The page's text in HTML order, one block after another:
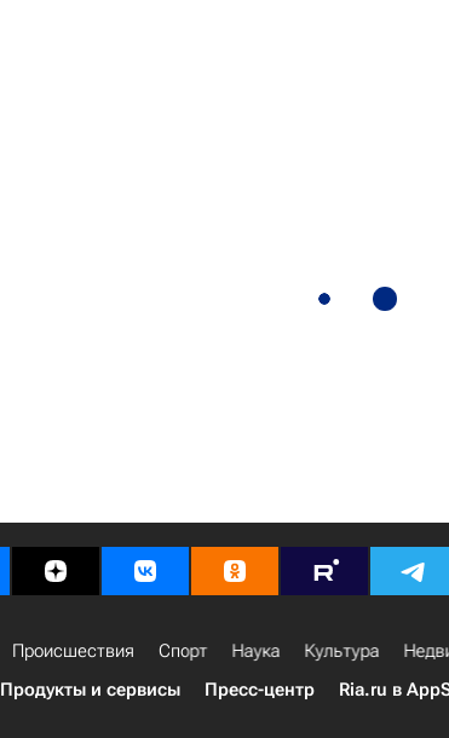
Происшествия Спорт Наука Культура
Продукты и сервисы Пресс-центр Ria.ru в